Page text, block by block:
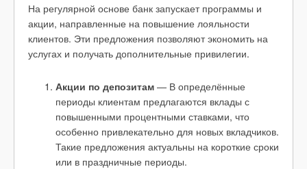
На регулярной основе банк запускает программы и
акции, направленные на повышение лояльности
клиентов. Эти предложения позволяют экономить на
услугах и получать дополнительные привилегии.
Акции по депозитам — В определённые
периоды клиентам предлагаются вклады с
повышенными процентными ставками, что
особенно привлекательно для новых вкладчиков.
Такие предложения актуальны на короткие сроки
или в праздничные периоды.